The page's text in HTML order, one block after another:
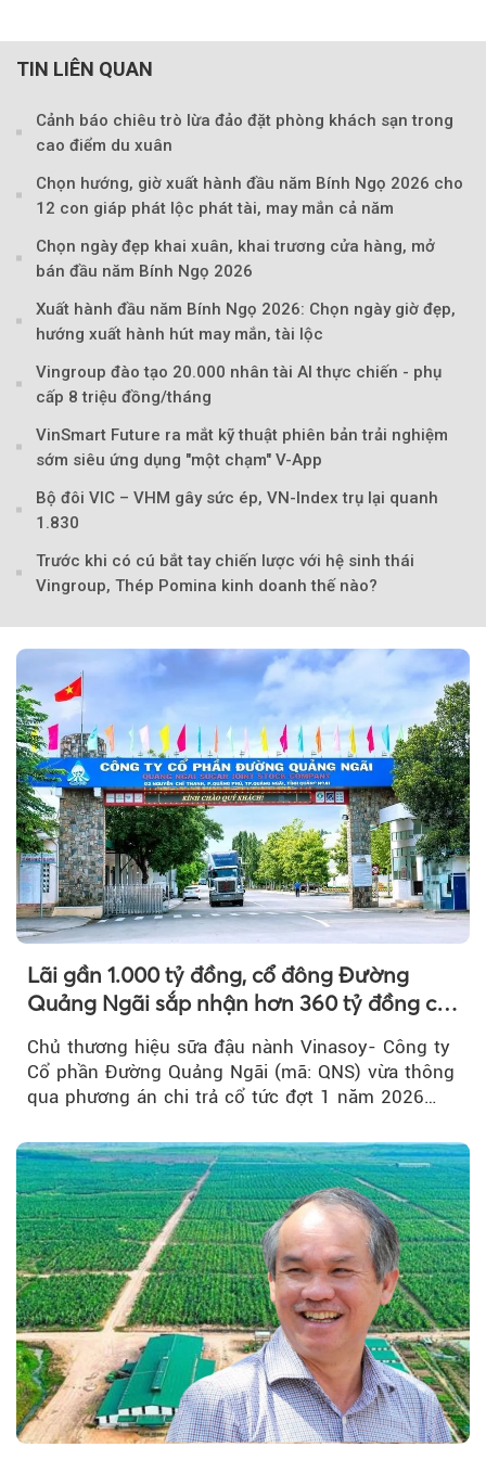
TIN LIÊN QUAN
Cảnh báo chiêu trò lừa đảo đặt phòng khách sạn trong
cao điểm du xuân
Chọn hướng, giờ xuất hành đầu năm Bính Ngọ 2026 cho
12 con giáp phát lộc phát tài, may mắn cả năm
Chọn ngày đẹp khai xuân, khai trương cửa hàng, mở
bán đầu năm Bính Ngọ 2026
Xuất hành đầu năm Bính Ngọ 2026: Chọn ngày giờ đẹp,
hướng xuất hành hút may mắn, tài lộc
Vingroup đào tạo 20.000 nhân tài AI thực chiến - phụ
cấp 8 triệu đồng/tháng
VinSmart Future ra mắt kỹ thuật phiên bản trải nghiệm
sớm siêu ứng dụng "một chạm" V-App
Bộ đôi VIC – VHM gây sức ép, VN-Index trụ lại quanh
1.830
Trước khi có cú bắt tay chiến lược với hệ sinh thái
Vingroup, Thép Pomina kinh doanh thế nào?
Lãi gần 1.000 tỷ đồng, cổ đông Đường
Quảng Ngãi sắp nhận hơn 360 tỷ đồng cổ
Chủ thương hiệu sữa đậu nành Vinasoy- Công ty
Cổ phần Đường Quảng Ngãi (mã: QNS) vừa thông
qua phương án chi trả cổ tức đợt 1 năm 2026